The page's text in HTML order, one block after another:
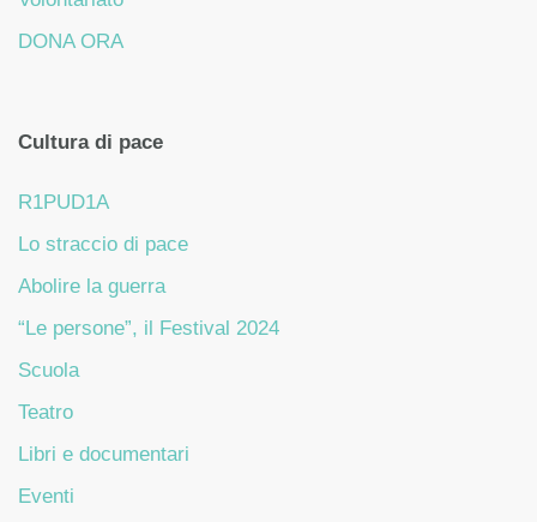
DONA ORA
Cultura di pace
R1PUD1A
Lo straccio di pace
Abolire la guerra
“Le persone”, il Festival 2024
Scuola
Teatro
Libri e documentari
Eventi